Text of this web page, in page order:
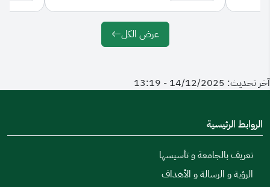
عرض الكل
آخر تحديث: 14/12/2025 - 13:19
الروابط الرئيسية
تعريف بالجامعة و تأسيسها
الرؤية و الرسالة و الأهداف